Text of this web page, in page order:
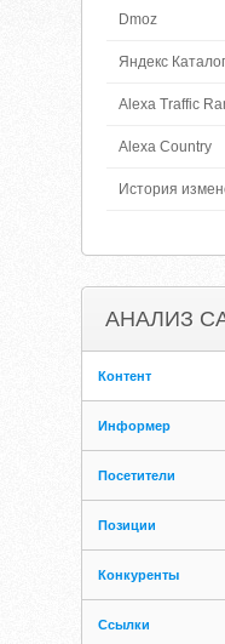
Dmoz
Яндекс Каталог
Alexa Traffic
Alexa Country
История
АНАЛИЗ
Контент
Информер
Посетители
Позиции
Конкуренты
Ссылки